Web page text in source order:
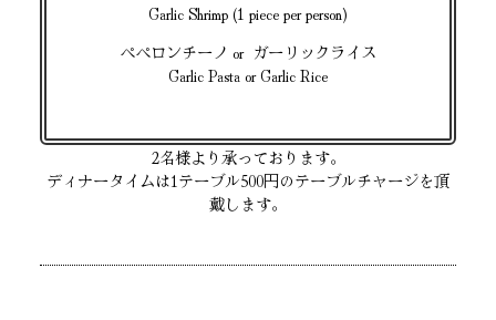
Garlic Shrimp (1 piece per person)
ペペロンチーノ or ガーリックライス
Garlic Pasta or Garlic Rice
2名様より承っております。
ディナータイムは1テーブル500円のテーブルチャージを頂
戴します。